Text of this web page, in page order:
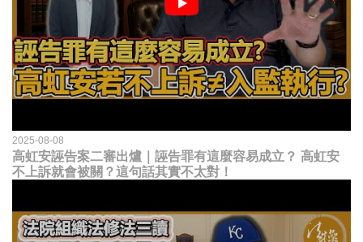
2025-08-08
高虹安誣告案二審出爐｜誣告罪有這麼容易成立？ 高虹安
不上訴就會被關？這句話其實不太對！